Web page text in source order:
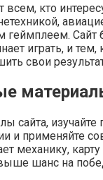
всем, кто
геймплеем. Сайт
играть, и
свои
сайта, изучайте
и применяйте
механику,
шанс на